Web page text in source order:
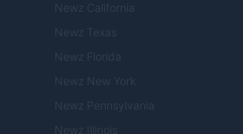
Newz California
Newz Texas
Newz Florida
Newz New York
Newz Pennsylvania
Newz Illinois